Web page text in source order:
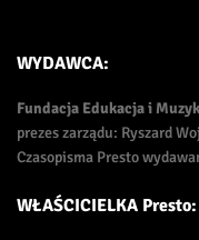
WYDAWCA:
Fundacja Edukacja i
prezes zarządu: Ryszard
Czasopisma Presto
WŁAŚCICIELKA Presto: